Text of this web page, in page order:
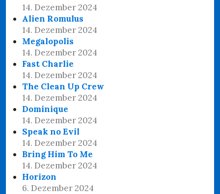
14. Dezember 2024
Alien Romulus
14. Dezember 2024
Megalopolis
14. Dezember 2024
Fast Charlie
14. Dezember 2024
The Clean Up Crew
14. Dezember 2024
Dominique
14. Dezember 2024
Speak no Evil
14. Dezember 2024
Bring Him To Me
14. Dezember 2024
Horizon
6. Dezember 2024